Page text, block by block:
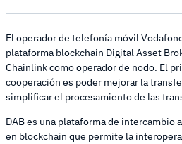
El operador de telefonía móvil
plataforma blockchain Digital Asset
Chainlink como operador de nodo. El
cooperación es poder mejorar la
simplificar el procesamiento de las
DAB es una plataforma de intercambio
en blockchain que permite la